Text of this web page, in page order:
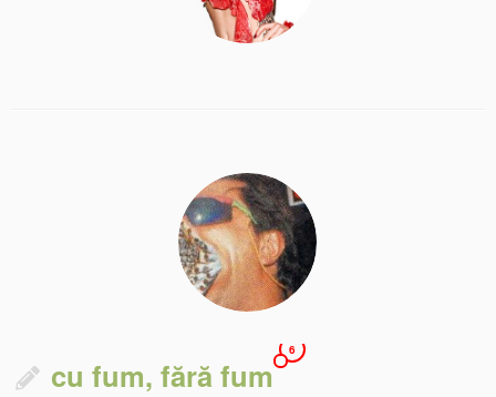
cu fum, fără fum
6